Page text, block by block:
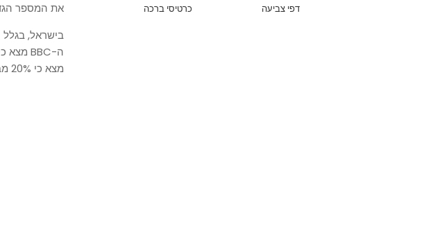
את המספר הגדול ביותר של
מצא כי 20% מבני הלאום היהודי בישראל אינם מאמינים באלוהים.
כרטיסי ברכה דפי צביעה